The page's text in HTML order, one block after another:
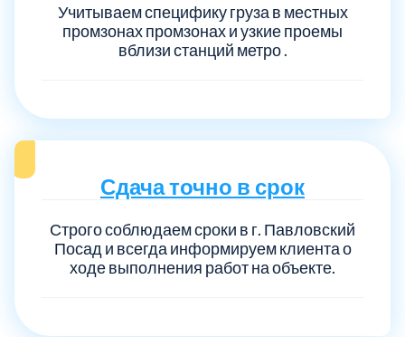
Учитываем специфику груза в местных
промзонах промзонах и узкие проемы
вблизи станций метро .
Сдача точно в срок
Строго соблюдаем сроки в г. Павловский
Посад и всегда информируем клиента о
ходе выполнения работ на объекте.